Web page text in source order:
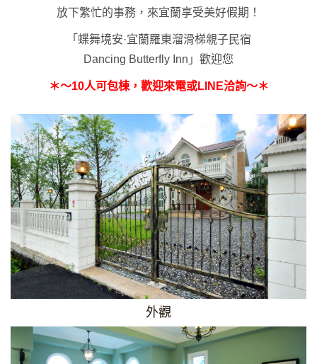
放下繁忙的事務，來宜蘭享受美好假期！
「蝶舞境安·宜蘭羅東溜滑梯親子民宿
Dancing Butterfly Inn」歡迎您
＊～10人可包棟，歡迎來電或LINE洽詢～＊
外觀